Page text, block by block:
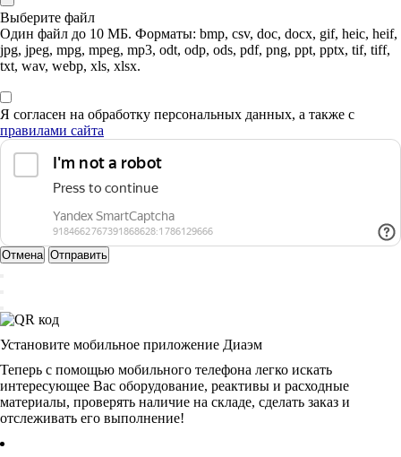
Выберите файл
Один файл до 10 МБ. Форматы: bmp, csv, doc, docx, gif, heic, heif,
jpg, jpeg, mpg, mpeg, mp3, odt, odp, ods, pdf, png, ppt, pptx, tif, tiff,
txt, wav, webp, xls, xlsx.
Я согласен на обработку персональных данных, а также с
правилами сайта
Отмена Отправить
Установите мобильное приложение Диаэм
Теперь с помощью мобильного телефона легко искать
интересующее Вас оборудование, реактивы и расходные
материалы, проверять наличие на складе, сделать заказ и
отслеживать его выполнение!